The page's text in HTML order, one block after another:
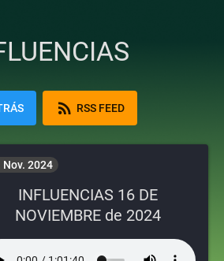
rss_feed RSS FEED
Nov. 2024
INFLUENCIAS 16 DE
NOVIEMBRE de 2024